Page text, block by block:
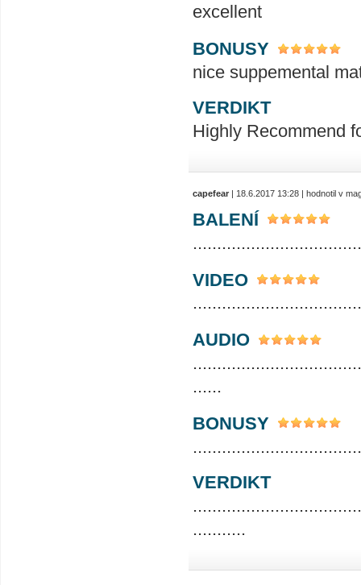
excellent
BONUSY
nice suppemental
VERDIKT
Highly Recommend
capefear | 18.6.2017 13:28 | hodnotil v
BALENÍ
VIDEO
AUDIO
......
BONUSY
VERDIKT
...........